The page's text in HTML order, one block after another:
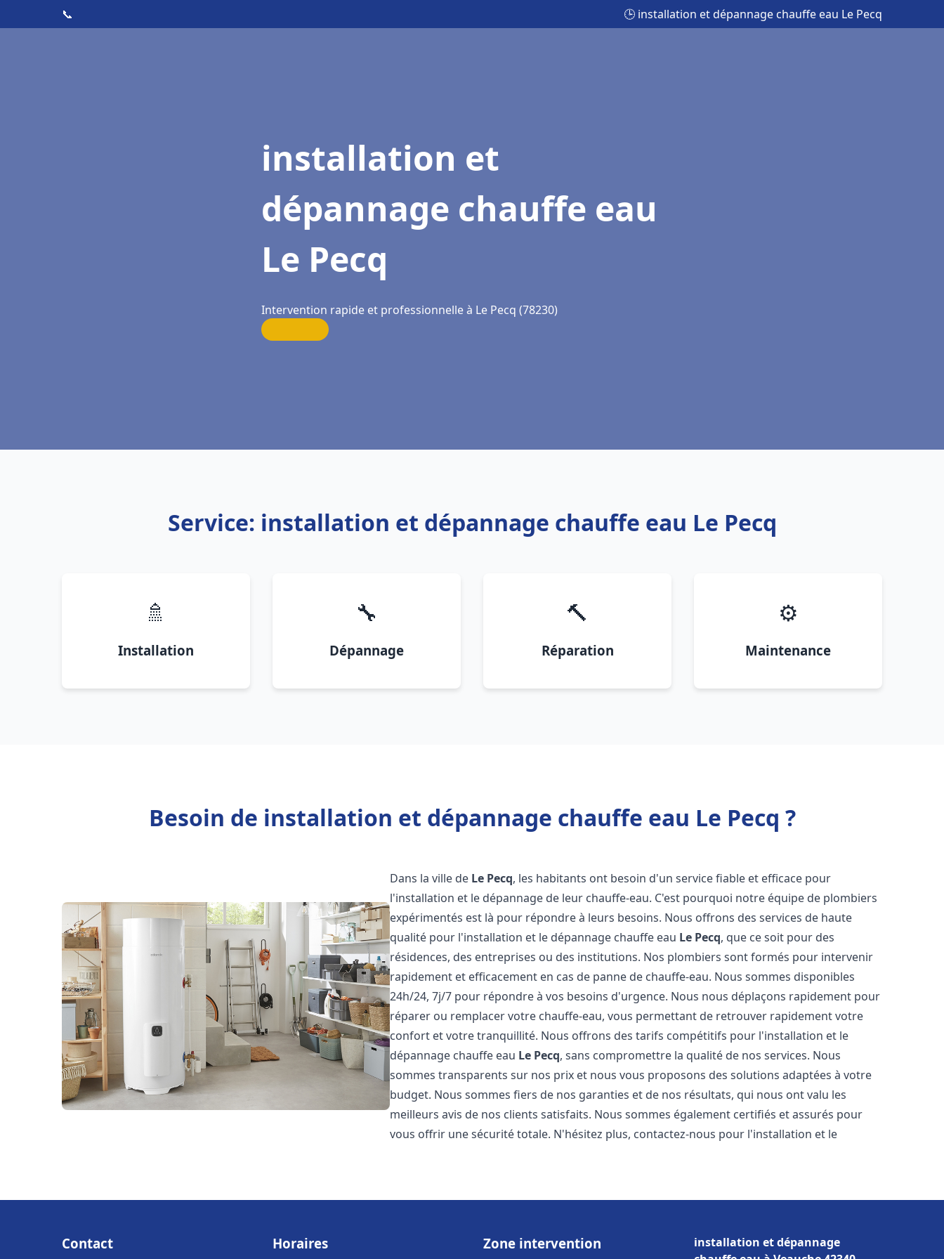
📞 🕒 installation et dépannage chauffe eau Le Pecq
installation et
dépannage chauffe eau
Le Pecq
Intervention rapide et professionnelle à Le Pecq (78230)
Service: installation et dépannage chauffe eau Le Pecq
🚿
Installation
🔧
Dépannage
🔨
Réparation
⚙️
Maintenance
Besoin de installation et dépannage chauffe eau Le Pecq ?
Dans la ville de Le Pecq, les habitants ont besoin d'un service fiable et efficace pour
l'installation et le dépannage de leur chauffe-eau. C'est pourquoi notre équipe de plombiers
expérimentés est là pour répondre à leurs besoins. Nous offrons des services de haute
qualité pour l'installation et le dépannage chauffe eau Le Pecq, que ce soit pour des
résidences, des entreprises ou des institutions. Nos plombiers sont formés pour intervenir
rapidement et efficacement en cas de panne de chauffe-eau. Nous sommes disponibles
24h/24, 7j/7 pour répondre à vos besoins d'urgence. Nous nous déplaçons rapidement pour
réparer ou remplacer votre chauffe-eau, vous permettant de retrouver rapidement votre
confort et votre tranquillité. Nous offrons des tarifs compétitifs pour l'installation et le
dépannage chauffe eau Le Pecq, sans compromettre la qualité de nos services. Nous
sommes transparents sur nos prix et nous vous proposons des solutions adaptées à votre
budget. Nous sommes fiers de nos garanties et de nos résultats, qui nous ont valu les
meilleurs avis de nos clients satisfaits. Nous sommes également certifiés et assurés pour
vous offrir une sécurité totale. N'hésitez plus, contactez-nous pour l'installation et le
Contact Horaires Zone intervention
installation et dépannage